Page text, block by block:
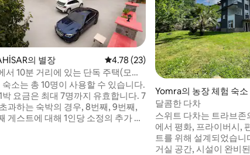
의 별장 평점 4.78점(5점 만점), 후기 23개
4.78 (23)
서 10분 거리에 있는 단독 주택(모든
어컨 완비)
숙소는 총 10명이 사용할 수 있습니다.
박 요금은 최대 7명까지 유효합니다. 7
과하는 숙박의 경우, 8번째, 9번째,
게스트에 대해 1인당 소정의 추가 요
Yomra의 농장 체험 숙소
달콤한 다차
스위트 다차는 트라브존
에서 평화, 프라이버시,
트를 위해 설계되었습니
거실 공간, 시설이 완비